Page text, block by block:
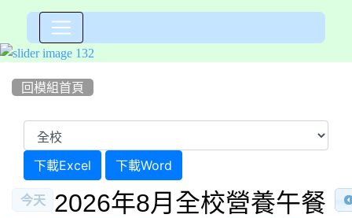
回模組首頁
下載Excel 下載Word
今天 2026年8月全校營養午餐